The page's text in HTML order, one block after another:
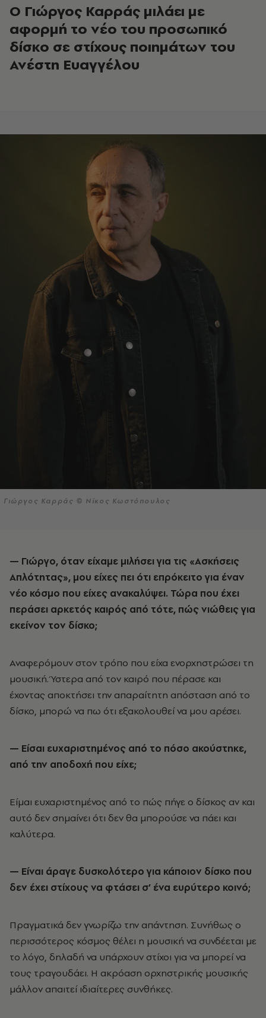
O Γιώργος Καρράς μιλάει με
αφορμή το νέο του προσωπικό
δίσκο σε στίχους ποιημάτων του
Ανέστη Ευαγγέλου
Γιώργος Καρράς © Νίκος Κωστόπουλος
— Γιώργο, όταν είχαμε μιλήσει για τις «Ασκήσεις
Απλότητας», μου είχες πει ότι επρόκειτο για έναν
νέο κόσμο που είχες ανακαλύψει. Τώρα που έχει
περάσει αρκετός καιρός από τότε, πώς νιώθεις για
εκείνον τον δίσκο;
Αναφερόμουν στον τρόπο που είχα ενορχηστρώσει τη
μουσική. Ύστερα από τον καιρό που πέρασε και
έχοντας αποκτήσει την απαραίτητη απόσταση από το
δίσκο, μπορώ να πω ότι εξακολουθεί να μου αρέσει.
— Είσαι ευχαριστημένος από το πόσο ακούστηκε,
από την αποδοχή που είχε;
Είμαι ευχαριστημένος από το πώς πήγε ο δίσκος αν και
αυτό δεν σημαίνει ότι δεν θα μπορούσε να πάει και
καλύτερα.
— Είναι άραγε δυσκολότερο για κάποιον δίσκο που
δεν έχει στίχους να φτάσει σ’ ένα ευρύτερο κοινό;
Πραγματικά δεν γνωρίζω την απάντηση. Συνήθως ο
περισσότερος κόσμος θέλει η μουσική να συνδέεται με
το λόγο, δηλαδή να υπάρχουν στίχοι για να μπορεί να
τους τραγουδάει. Η ακρόαση ορχηστρικής μουσικής
μάλλον απαιτεί ιδιαίτερες συνθήκες.